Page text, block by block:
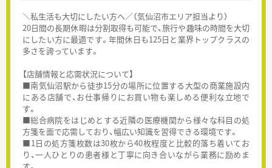
＼私生活も大切にしたい方へ／（気仙沼市エリア担当より）
20日間の長期休暇は分割取得も可能で、旅行や趣味の時間を大切
にしたい方に最適です。年間休日も125日と業界トップクラスの
多さを誇っています。
【店舗情報と応需状況について】
■南気仙沼駅から徒歩15分の場所に位置する大型の商業施設内
にある店舗で、お仕事帰りにお買い物も楽しめる便利な立地で
す。
■総合病院をはじめとする近隣の医療機関から様々な科目の処
方箋を面で応需しており、幅広い知識を習得できる環境です。
■1日の処方箋枚数は30枚から40枚程度と比較的落ち着いてお
り、一人ひとりの患者様と丁寧に向き合いながら業務に励めま